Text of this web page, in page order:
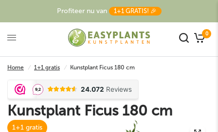
Profiteer nu van 1+1 GRATIS! 🎉
0
Home / 1+1 gratis / Kunstplant Ficus 180 cm
Kunstplant Ficus 180 cm
1+1 gratis